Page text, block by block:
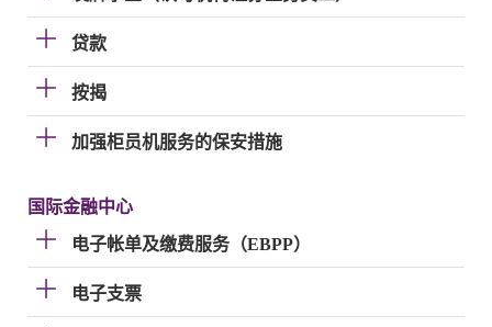
贷款
按揭
加强柜员机服务的保安措施
国际金融中心
电子帐单及缴费服务（EBPP）
电子支票